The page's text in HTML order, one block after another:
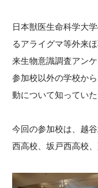
次世代理系人
ログラム助成
日本獣医生命科学大
るアライグマ等外来
来生物意識調査アン
参加校以外の学校か
動について知ってい
今回の参加校は、越
西高校、坂戸西高校、